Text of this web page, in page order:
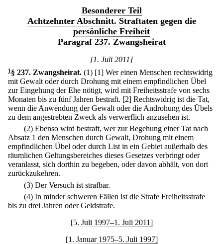
Besonderer Teil
Achtzehnter Abschnitt. Straftaten gegen die
persönliche Freiheit
Paragraf 237. Zwangsheirat
[1. Juli 2011]
1 § 237. Zwangsheirat. (1) [1] Wer einen Menschen rechtswidrig
mit Gewalt oder durch Drohung mit einem empfindlichen Übel
zur Eingehung der Ehe nötigt, wird mit Freiheitsstrafe von sechs
Monaten bis zu fünf Jahren bestraft. [2] Rechtswidrig ist die Tat,
wenn die Anwendung der Gewalt oder die Androhung des Übels
zu dem angestrebten Zweck als verwerflich anzusehen ist.
(2) Ebenso wird bestraft, wer zur Begehung einer Tat nach
Absatz 1 den Menschen durch Gewalt, Drohung mit einem
empfindlichen Übel oder durch List in ein Gebiet außerhalb des
räumlichen Geltungsbereiches dieses Gesetzes verbringt oder
veranlasst, sich dorthin zu begeben, oder davon abhält, von dort
zurückzukehren.
(3) Der Versuch ist strafbar.
(4) In minder schweren Fällen ist die Strafe Freiheitsstrafe
bis zu drei Jahren oder Geldstrafe.
[5. Juli 1997–1. Juli 2011]
[1. Januar 1975–5. Juli 1997]